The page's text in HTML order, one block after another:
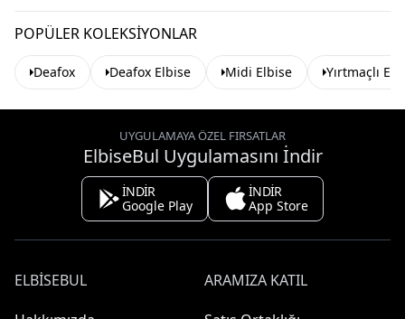
POPÜLER KOLEKSIYONLAR
Deafox Deafox Elbise Midi Elbise Yırtmaçlı
UYGULAMAYA ÖZEL FIRSATLAR
ElbiseBul Uygulamasını İndir
İNDİR
Google Play
İNDİR
App Store
ELBISEBUL
ARAMIZA KATIL